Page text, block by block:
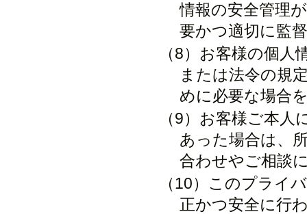
情報の安全管理
要かつ適切に監
（8）お客様の個
または法令の規
めに必要な場合
（9）お客様ご本
あった場合は、
合わせやご相談
（10）このプライ
正かつ安全に行